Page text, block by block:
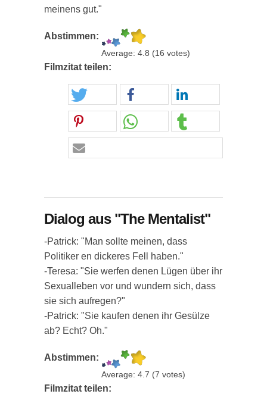
meinens gut."
Abstimmen:
Average: 4.8 (16 votes)
Filmzitat teilen:
Dialog aus "The Mentalist"
-Patrick: "Man sollte meinen, dass
Politiker en dickeres Fell haben."
-Teresa: "Sie werfen denen Lügen über ihr
Sexualleben vor und wundern sich, dass
sie sich aufregen?"
-Patrick: "Sie kaufen denen ihr Gesülze
ab? Echt? Oh."
Abstimmen:
Average: 4.7 (7 votes)
Filmzitat teilen: